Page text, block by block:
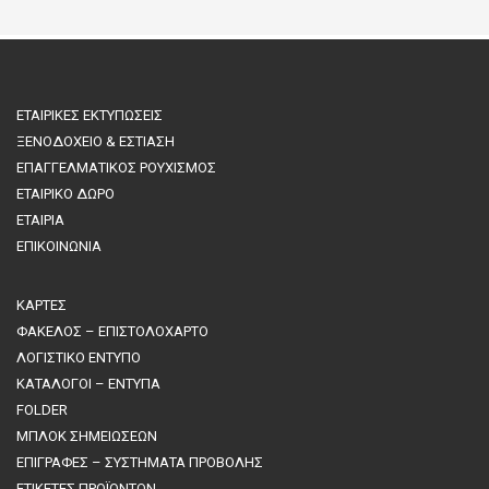
ΕΤΑΙΡΙΚΕΣ ΕΚΤΥΠΩΣΕΙΣ
ΞΕΝΟΔΟΧΕΙΟ & ΕΣΤΙΑΣΗ
ΕΠΑΓΓΕΛΜΑΤΙΚΟΣ ΡΟΥΧΙΣΜΟΣ
ΕΤΑΙΡΙΚΟ ΔΩΡΟ
ΕΤΑΙΡΙΑ
ΕΠΙΚΟΙΝΩΝΙΑ
ΚΑΡΤΕΣ
ΦΑΚΕΛΟΣ – ΕΠΙΣΤΟΛΟΧΑΡΤΟ
ΛΟΓΙΣΤΙΚΟ ΕΝΤΥΠΟ
ΚΑΤΑΛΟΓΟΙ – ΕΝΤΥΠΑ
FOLDER
ΜΠΛΟΚ ΣΗΜΕΙΩΣΕΩΝ
ΕΠΙΓΡΑΦΕΣ – ΣΥΣΤΗΜΑΤΑ ΠΡΟΒΟΛΗΣ